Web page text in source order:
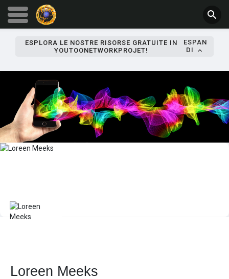
ESPLORA LE NOSTRE RISORSE GRATUITE IN
YOUTOONETWORKPROJET!
ESPAN
DI
Loreen Meeks